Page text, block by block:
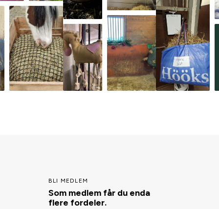
BLI MEDLEM
Som medlem får du enda
flere fordeler.